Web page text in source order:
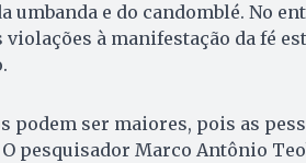
umbanda e do candomblé. No
violações à manifestação da fé
podem ser maiores, pois as
pesquisador Marco Antônio